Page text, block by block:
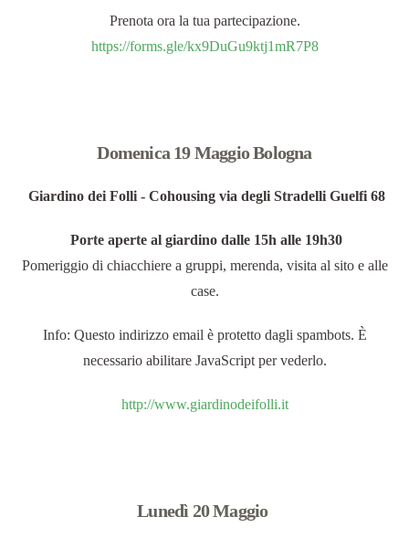
Prenota ora la tua partecipazione.
https://forms.gle/kx9DuGu9ktj1mR7P8
Domenica 19 MaggioBologna
Giardino dei Folli - Cohousing via degli Stradelli Guelfi 68
Porte aperte al giardino dalle 15h alle 19h30
Pomeriggio di chiacchiere a gruppi, merenda, visita al sito e alle
case.
Info: Questo indirizzo email è protetto dagli spambots. È
necessario abilitare JavaScript per vederlo.
http://www.giardinodeifolli.it
Lunedì 20 Maggio